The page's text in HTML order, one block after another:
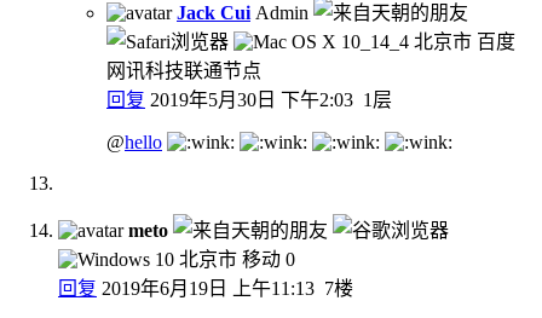
Jack Cui Admin
北京市 百度
网讯科技联通节点
回复 2019年5月30日 下午2:03 1层
@hello
meto
北京市 移动 0
回复 2019年6月19日 上午11:13 7楼